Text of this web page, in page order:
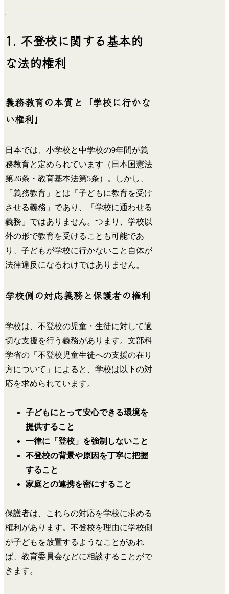
1. 不登校に関する基本的
な法的権利
義務教育の本質と「学校に行かな
い権利」
日本では、小学校と中学校の9年間が義
務教育と定められています（日本国憲法
第26条・教育基本法第5条）。しかし、
「義務教育」とは「子どもに教育を受け
させる義務」であり、「学校に通わせる
義務」ではありません。つまり、学校以
外の形で教育を受けることも可能であ
り、子どもが学校に行かないこと自体が
法律違反になるわけではありません。
学校側の対応義務と保護者の権利
学校は、不登校の児童・生徒に対して適
切な支援を行う義務があります。文部科
学省の「不登校児童生徒への支援の在り
方について」によると、学校は以下の対
応を求められています。
子どもにとって安心できる環境を
提供すること
一律に「登校」を強制しないこと
不登校の背景や原因を丁寧に把握
すること
家庭との連携を密にすること
保護者は、これらの対応を学校に求める
権利があります。不登校を理由に学校側
が子どもを放置するようなことがあれ
ば、教育委員会などに相談することがで
きます。